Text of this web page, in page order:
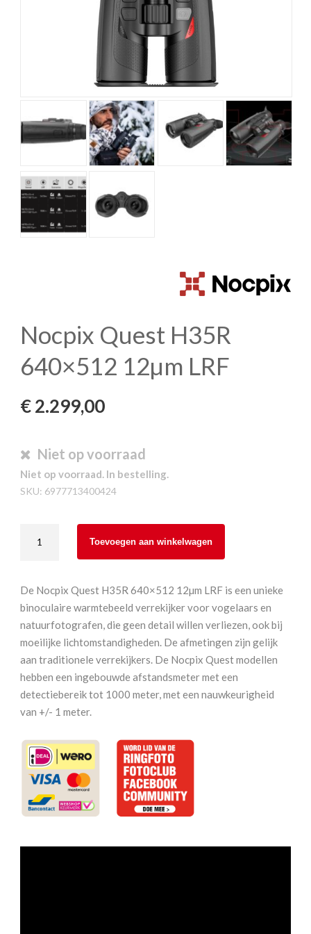
Nocpix Quest H35R
640×512 12µm LRF
€2.299,00
Niet op voorraad
Niet op voorraad. In bestelling.
SKU: 6977713400424
Quest
640×512
12µm
LRF
aantal
Toevoegen aan winkelwagen
De Nocpix Quest H35R 640×512 12µm LRF is een unieke
binoculaire warmtebeeld verrekijker voor vogelaars en
natuurfotografen, die geen detail willen verliezen, ook bij
moeilijke lichtomstandigheden. De afmetingen zijn gelijk
aan traditionele verrekijkers. De Nocpix Quest modellen
hebben een ingebouwde afstandsmeter met een
detectiebereik tot 1000 meter, met een nauwkeurigheid
van +/- 1 meter.